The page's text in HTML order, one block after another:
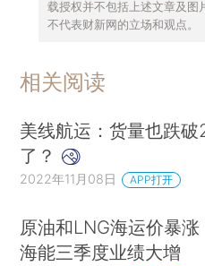
载授权并不包括上述文章及图
不代表财新网的立场和观点。
相关阅读
美线航运：货量也跌破
了？
2022年11月08日 APP打开
原油和LNG海运价暴涨
海能三季度业绩大增